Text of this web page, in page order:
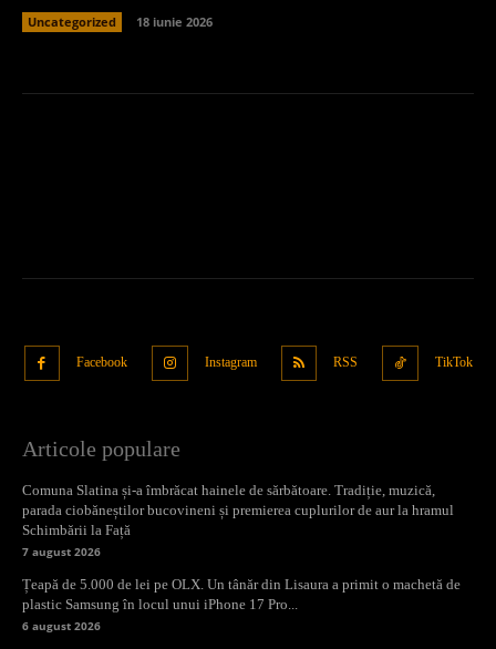
Uncategorized 18 iunie 2026
Facebook Instagram RSS TikTok
Articole populare
Comuna Slatina și-a îmbrăcat hainele de sărbătoare. Tradiție, muzică,
parada ciobăneștilor bucovineni și premierea cuplurilor de aur la hramul
Schimbării la Față
7 august 2026
Țeapă de 5.000 de lei pe OLX. Un tânăr din Lisaura a primit o machetă de
plastic Samsung în locul unui iPhone 17 Pro...
6 august 2026